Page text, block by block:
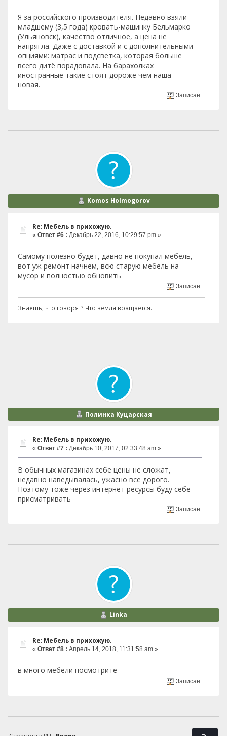
Я за российского производителя. Недавно взяли
младшему (3,5 года) кровать-машинку Бельмарко
(Ульяновск), качество отличное, а цена не
напрягла. Даже с доставкой и с дополнительными
опциями: матрас и подсветка, которая больше
всего дитё порадовала. На барахолках
иностранные такие стоят дороже чем наша
новая.
Записан
Komos Holmogorov
Re: Мебель в прихожую.
« Ответ #6 : Декабрь 22, 2016, 10:29:57 pm »
Самому полезно будет, давно не покупал мебель,
вот уж ремонт начнем, всю старую мебель на
мусор и полностью обновить
Записан
Знаешь, что говорят? Что земля вращается.
Полинка Куцарская
Re: Мебель в прихожую.
« Ответ #7 : Декабрь 10, 2017, 02:33:48 am »
В обычных магазинах себе цены не сложат,
недавно наведывалась, ужасно все дорого.
Поэтому тоже через интернет ресурсы буду себе
присматривать
Записан
Linka
Re: Мебель в прихожую.
« Ответ #8 : Апрель 14, 2018, 11:31:58 am »
в много мебели посмотрите
Записан